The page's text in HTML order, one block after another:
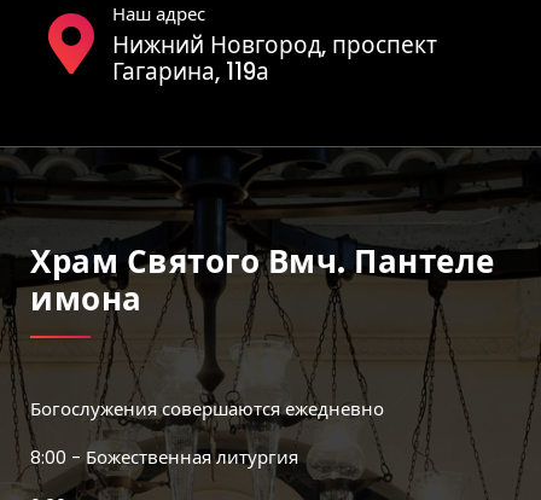
Наш адрес
Нижний Новгород, проспект
Гагарина, 119а
Храм Святого Вмч. Пантеле
Имона
Богослужения совершаются ежедневно
8:00 - Божественная литургия